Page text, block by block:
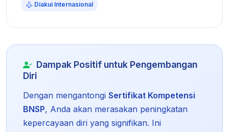
Diakui Internasional
Dampak Positif untuk Pengembangan
Diri
Dengan mengantongi Sertifikat Kompetensi
BNSP, Anda akan merasakan peningkatan
kepercayaan diri yang signifikan. Ini